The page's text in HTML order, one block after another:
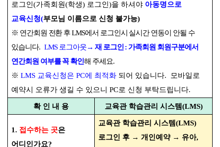
로그인 (가족회원(학생) 로그인 )을 하셔야 아동명으로
교육신청(부모님 이름으로 신청 불가능)
※ 연간회원 전환 후LMS에서 로그인시 실시간 연동이 안될 수
있습니다.LMS 로그아웃→ 재 로그인 : 가족회원 회원구분에서
연간회원 여부를 꼭 확인해 주세요.
※ LMS 교육신청은 PC에 최적화 되어 있습니다.
모바일로
예약시 오류가 생길 수 있으니 PC로 신청 부탁드립니다.
확 인 내 용 교육관 학습관리 시스템(LMS)
1. 접수하는 곳은
어디인가요?
교육관 학습관리 시스템(LMS)
로그인 후 → 개인예약 → 유아,